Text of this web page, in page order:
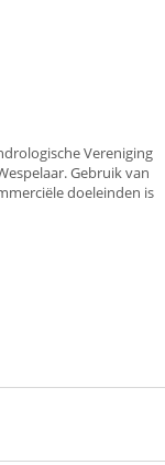
Vereniging
Gebruik van
doeleinden is